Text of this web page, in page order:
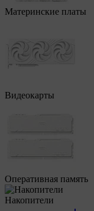
Материнские платы
Видеокарты
Оперативная память
Накопители